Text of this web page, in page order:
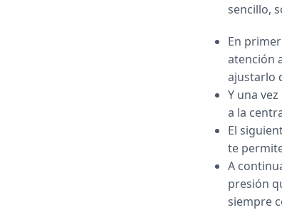
sencillo,
En
atención
ajustarlo
Y una
a la
El
te
A
presión
siempre